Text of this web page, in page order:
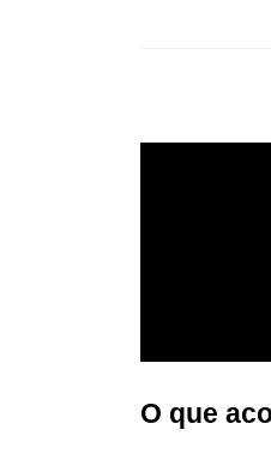
O que